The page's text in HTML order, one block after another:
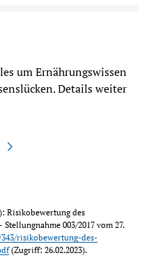
um Ernährungswissen
Details weiter
Risikobewertung des
003/2017 vom 27.
risikobewertung-des-
(Zugriff: 26.02.2023).